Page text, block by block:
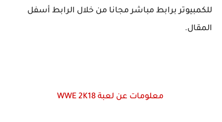
للكمبيوتر برابط مباشر مجانا من خلال الرابط أسفل
المقال.
معلومات عن لعبة WWE 2K18